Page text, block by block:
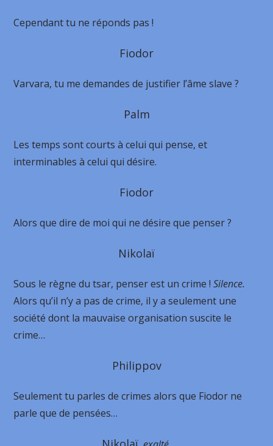
Cependant tu ne réponds pas !
Fiodor
Varvara, tu me demandes de justifier l’âme slave ?
Palm
Les temps sont courts à celui qui pense, et
interminables à celui qui désire.
Fiodor
Alors que dire de moi qui ne désire que penser ?
Nikolaï
Sous le règne du tsar, penser est un crime !Silence.
Alors qu’il n’y a pas de crime, il y a seulement une
société dont la mauvaise organisation suscite le
crime…
Philippov
Seulement tu parles de crimes alors que Fiodor ne
parle que de pensées…